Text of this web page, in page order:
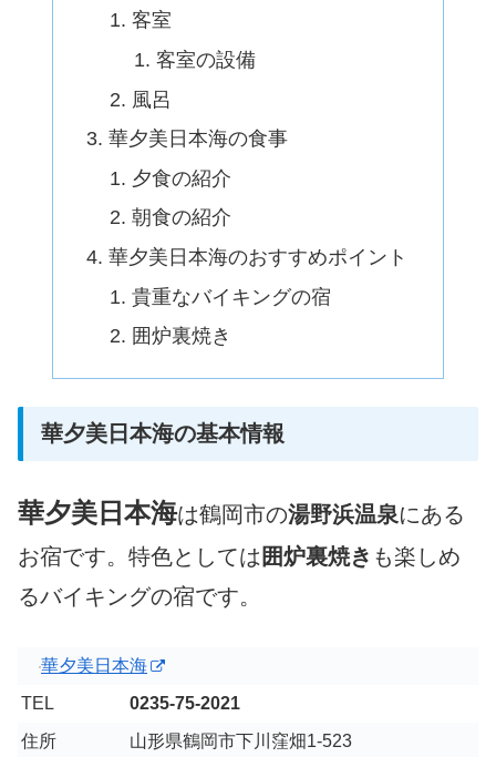
客室
客室の設備
風呂
華夕美日本海の食事
夕食の紹介
朝食の紹介
華夕美日本海のおすすめポイント
貴重なバイキングの宿
囲炉裏焼き
華夕美日本海の基本情報
華夕美日本海は鶴岡市の湯野浜温泉にある
お宿です。特色としては 囲炉裏焼き も楽しめ
るバイキングの宿です。
華夕美日本海
TEL
0235-75-2021
住所
山形県鶴岡市下川窪畑1-523